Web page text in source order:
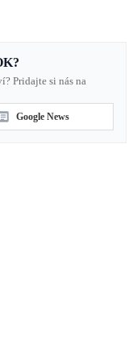
Pridajte si nás na
Google News